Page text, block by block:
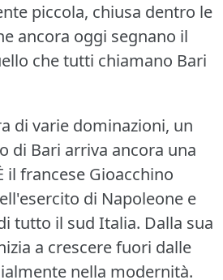
piccola, chiusa dentro le
ancora oggi segnano il
che tutti chiamano Bari
di varie dominazioni, un
di Bari arriva ancora una
il francese Gioacchino
di Napoleone e
tutto il sud Italia. Dalla sua
a crescere fuori dalle
nella modernità.